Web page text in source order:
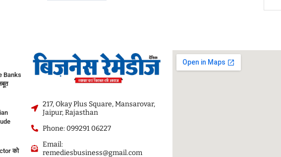
Banks
को
217, Okay Plus Square, Mansarovar,
Jaipur, Rajasthan
Phone: 099291 06227
Email:
remediesbusiness@gmail.com